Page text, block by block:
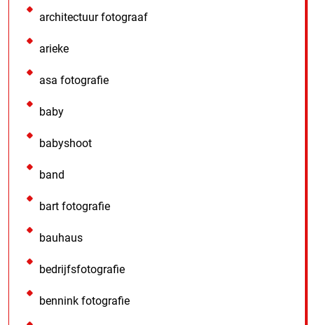
architectuur fotograaf
arieke
asa fotografie
baby
babyshoot
band
bart fotografie
bauhaus
bedrijfsfotografie
bennink fotografie